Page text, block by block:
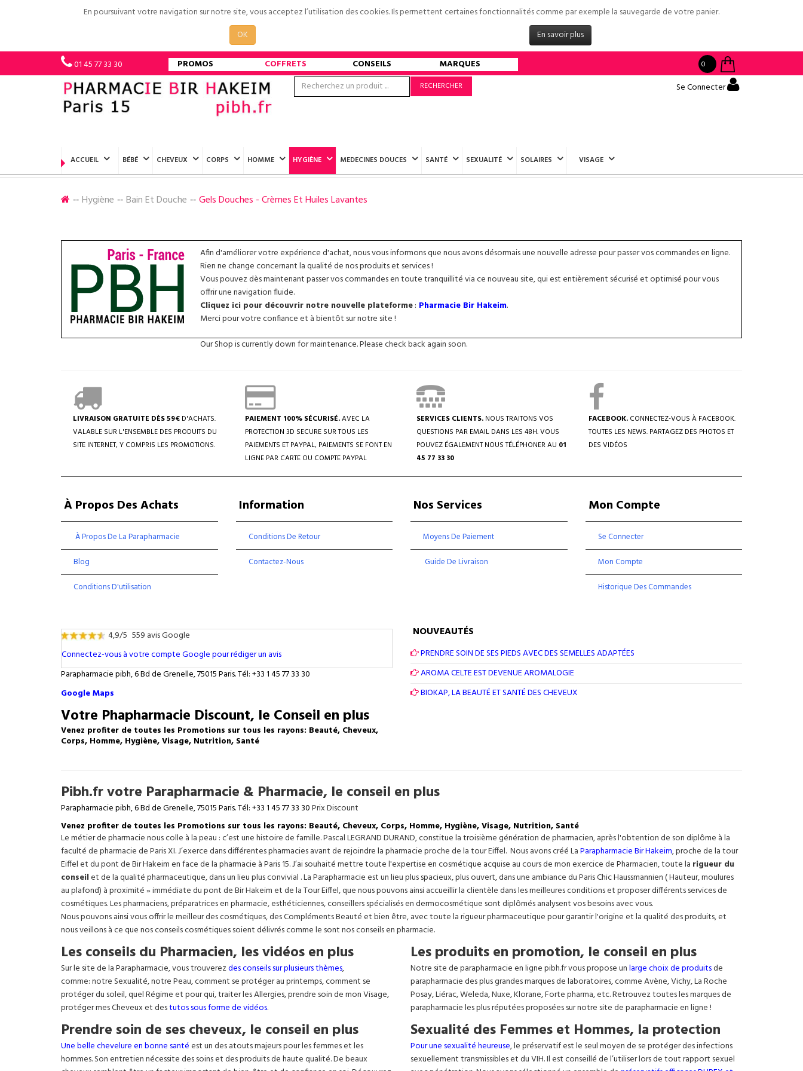
En poursuivant votre navigation sur notre site, vous acceptez l’utilisation des cookies. Ils permettent certaines fonctionnalités comme par exemple la sauvegarde de votre panier.
OK
En savoir plus
01 45 77 33 30 PROMOS COFFRETS CONSEILS MARQUES
0
RECHERCHER
Se Connecter
ACCUEIL BÉBÉ CHEVEUX CORPS HOMME HYGIÈNE MEDECINES DOUCES SANTÉ SEXUALITÉ SOLAIRES VISAGE
Hygiène Bain Et Douche Gels Douches - Crèmes Et Huiles Lavantes
Afin d'améliorer votre expérience d'achat, nous vous informons que nous avons désormais une nouvelle adresse pour passer vos commandes en ligne.
Rien ne change concernant la qualité de nos produits et services !
Vous pouvez dès maintenant passer vos commandes en toute tranquillité via ce nouveau site, qui est entièrement sécurisé et optimisé pour vous
offrir une navigation fluide.
Cliquez ici pour découvrir notre nouvelle plateforme: Pharmacie Bir Hakeim.
Merci pour votre confiance et à bientôt sur notre site !
Our Shop is currently down for maintenance. Please check back again soon.
LIVRAISON GRATUITE DÈS 59€ D'ACHATS.
VALABLE SUR L'ENSEMBLE DES PRODUITS DU
SITE INTERNET, Y COMPRIS LES PROMOTIONS.
PAIEMENT 100% SÉCURISÉ.AVEC LA
PROTECTION 3D SECURE SUR TOUS LES
PAIEMENTS ET PAYPAL, PAIEMENTS SE FONT EN
LIGNE PAR CARTE OU COMPTE PAYPAL
SERVICES CLIENTS. NOUS TRAITONS VOS
QUESTIONS PAR EMAIL DANS LES 48H. VOUS
POUVEZ ÉGALEMENT NOUS TÉLÉPHONER AU 01
45 77 33 30
FACEBOOK.CONNECTEZ-VOUS À FACEBOOK.
TOUTES LES NEWS. PARTAGEZ DES PHOTOS ET
DES VIDÉOS
À Propos Des Achats
À Propos De La Parapharmacie
Blog
Conditions D'utilisation
Information
Conditions De Retour
Contactez-Nous
Nos Services
Moyens De Paiement
Guide De Livraison
Mon Compte
Se Connecter
Mon Compte
Historique Des Commandes
4,9/5 559 avis Google
Connectez-vous à votre compte Google pour rédiger un avis
Parapharmacie pibh, 6 Bd de Grenelle, 75015 Paris. Tél: +33 1 45 77 33 30
Google Maps
Votre Phapharmacie Discount, le Conseil en plus
Venez profiter de toutes les Promotions sur tous les rayons: Beauté, Cheveux,
Corps, Homme, Hygiène, Visage, Nutrition, Santé
NOUVEAUTÉS
PRENDRE SOIN DE SES PIEDS AVEC DES SEMELLES ADAPTÉES
AROMA CELTE EST DEVENUE AROMALOGIE
BIOKAP, LA BEAUTÉ ET SANTÉ DES CHEVEUX
Pibh.fr votre Parapharmacie & Pharmacie, le conseil en plus
Parapharmacie pibh, 6 Bd de Grenelle, 75015 Paris. Tél: +33 1 45 77 33 30Prix Discount
Venez profiter de toutes les Promotions sur tous les rayons: Beauté, Cheveux, Corps, Homme, Hygiène, Visage, Nutrition, Santé
Le métier de pharmacie nous colle à la peau : c’est une histoire de famille. Pascal LEGRAND DURAND, constitue la troisième génération de pharmacien, après l'obtention de son diplôme à la
faculté de pharmacie de Paris XI. J’exerce dans différentes pharmacies avant de rejoindre la pharmacie proche de la tour Eiffel. Nous avons créé LaParapharmacie Bir Hakeim, proche de la tour
Eiffelet du pont de Bir Hakeim en face de la pharmacie à Paris 15. J’ai souhaité mettre toute l'expertise en cosmétique acquise au cours de mon exercice de Pharmacien, toute la rigueur du
conseilet de la qualité pharmaceutique, dans un lieu plus convivial . La Parapharmacie est un lieu plus spacieux, plus ouvert, dans une ambiance du Paris Chic Haussmannien ( Hauteur, moulures
au plafond) à proximité » immédiate du pont de Bir Hakeim et de la Tour Eiffel, que nous pouvons ainsi accueillir la clientèle dans les meilleures conditions et proposer différents services de
cosmétiques. Les pharmaciens, préparatrices en pharmacie, esthéticiennes, conseillers spécialisés en dermocosmétique sont diplômés analysent vos besoins avec vous.
Nous pouvons ainsi vous offrir le meilleur des cosmétiques, des Compléments Beauté et bien être, avec toute la rigueur pharmaceutique pour garantir l'origine et la qualité des produits, et
nous veillons à ce que nos conseils cosmétiques soient délivrés comme le sont nos conseils en pharmacie.
Les conseils du Pharmacien, les vidéos en plus
Sur le site de la Parapharmacie, vous trouverezdes conseils sur plusieurs thèmes,
comme: notre Sexualité, notre Peau, comment se protéger au printemps, comment se
protéger du soleil, quel Régime et pour qui, traiter les Allergies, prendre soin de mon Visage,
protéger mes Cheveux et destutos sous forme de vidéos.
Les produits en promotion, le conseil en plus
Notre site de parapharmacie en ligne pibh.fr vous propose unlarge choix de produitsde
parapharmacie des plus grandes marques de laboratoires, comme Avène, Vichy, La Roche
Posay, Liérac, Weleda, Nuxe, Klorane, Forte pharma, etc. Retrouvez toutes les marques de
parapharmacie les plus réputées proposées sur notre site de parapharmacie en ligne !
Prendre soin de ses cheveux, le conseil en plus
Une belle chevelure en bonne santéest un des atouts majeurs pour les femmes et les
hommes. Son entretien nécessite des soins et des produits de haute qualité. De beaux
Sexualité des Femmes et Hommes, la protection
Pour une sexualité heureuse, le préservatif est le seul moyen de se protéger des infections
sexuellement transmissibles et du VIH. Il est conseillé de l’utiliser lors de tout rapport sexuel